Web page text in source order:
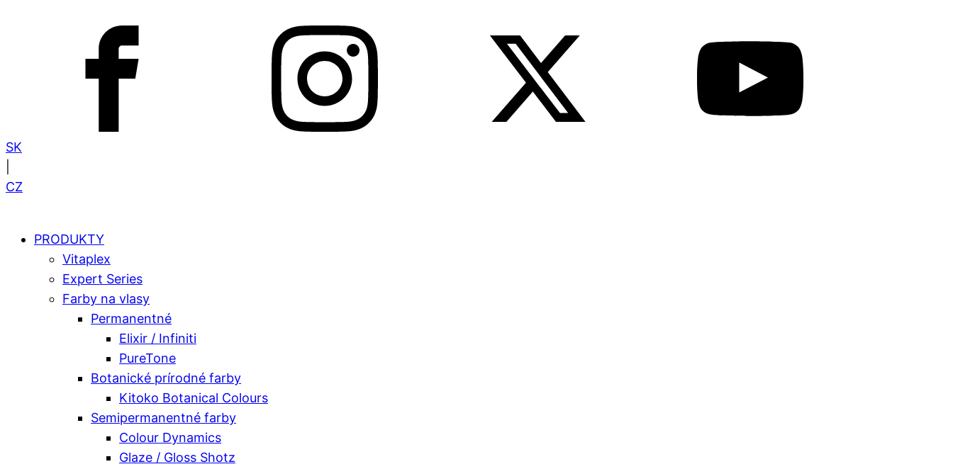
SK
CZ
PRODUKTY
Vitaplex
Expert Series
Farby na vlasy
Permanentné
Elixir / Infiniti
PureTone
Botanické prírodné farby
Kitoko Botanical Colours
Semipermanentné farby
Colour Dynamics
Glaze / Gloss Shotz